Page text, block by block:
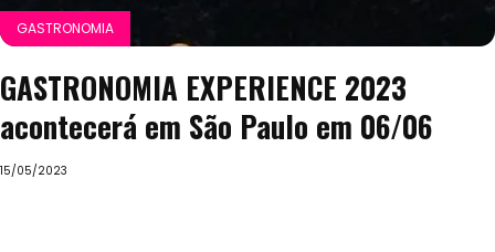
GASTRONOMIA
GASTRONOMIA EXPERIENCE 2023
acontecerá em São Paulo em 06/06
15/05/2023